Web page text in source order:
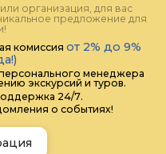
организация, для вас
предложение для
комиссия от 2% до 9%
менеджера
экскурсий и туров.
24/7.
о событиях!